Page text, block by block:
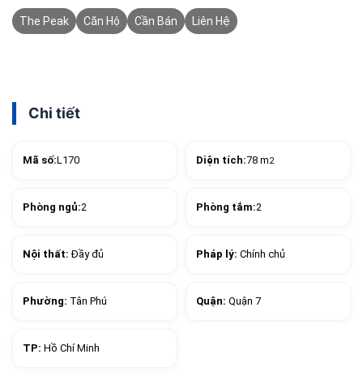
The Peak Căn Hộ Cần Bán Liên Hệ
Chi tiết
Mã số:L170 Diện tích:78 m2
Phòng ngủ:2 Phòng tắm:2
Nội thất:Đầy đủ Pháp lý: Chính chủ
Phường: Tân Phú Quận: Quận 7
TP: Hồ Chí Minh